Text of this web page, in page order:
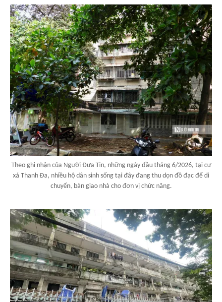
Theo ghi nhận của Người Đưa Tin, những ngày đầu tháng 6/2026, tại cư
xá Thanh Đa, nhiều hộ dân sinh sống tại đây đang thu dọn đồ đạc để di
chuyển, bàn giao nhà cho đơn vị chức năng.